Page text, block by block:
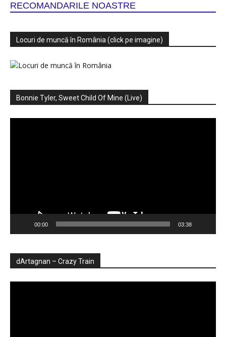
RECOMANDARILE NOASTRE
Locuri de muncă în România (click pe imagine)
Bonnie Tyler, Sweet Child Of Mine (Live)
00:00 03:38
dArtagnan – Crazy Train